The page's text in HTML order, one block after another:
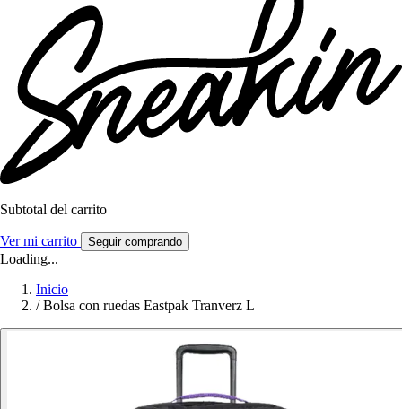
Subtotal del carrito
Ver mi carrito Seguir comprando
Loading...
Inicio
/ Bolsa con ruedas Eastpak Tranverz L